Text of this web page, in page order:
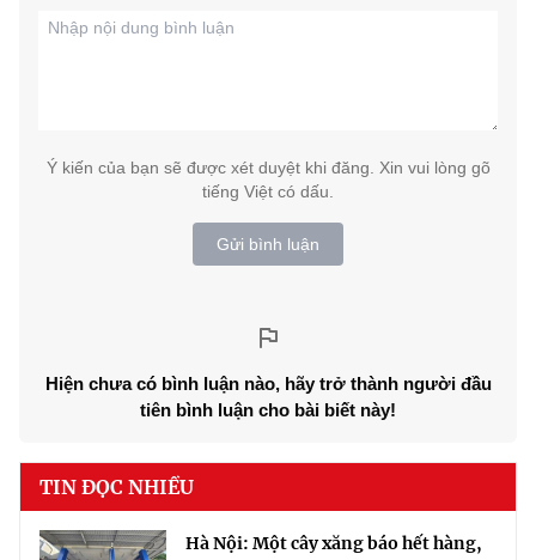
Ý kiến của bạn sẽ được xét duyệt khi đăng. Xin vui lòng gõ
tiếng Việt có dấu.
Gửi bình luận
Hiện chưa có bình luận nào, hãy trở thành người đầu
tiên bình luận cho bài biết này!
TIN ĐỌC NHIỀU
Hà Nội: Một cây xăng báo hết hàng,